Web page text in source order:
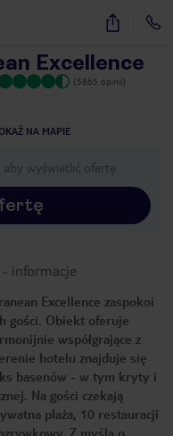
76
Excellence
(5865 opinii)
NA MAPIE
wyświetlić ofertę
- informacje
Excellence zaspokoi
gości. Obiekt oferuje
współgrające z
hotelu znajduje się
basenów - w tym kryty i
Na gości czekają
plaża, 10 restauracji
Z myślą o